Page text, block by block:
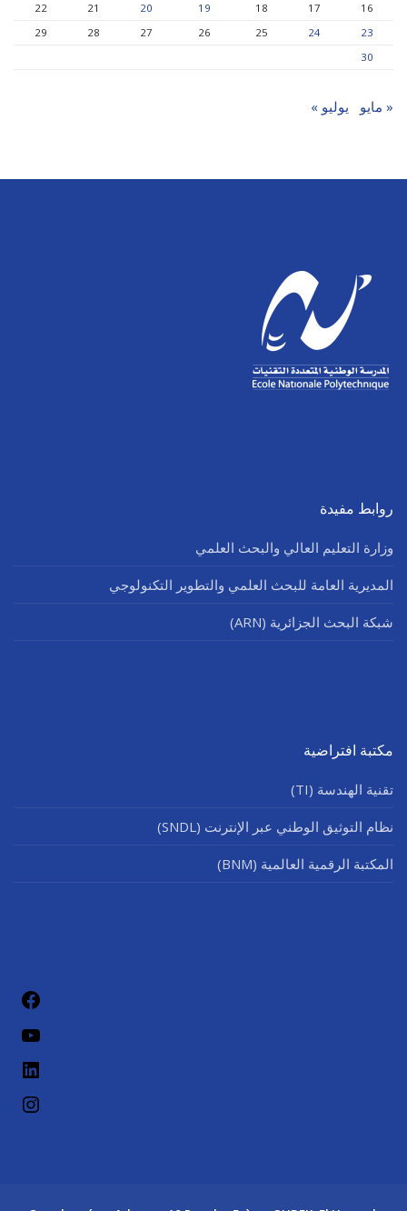
16
17
18
19
20
21
22
23
24
25
26
27
28
29
30
« مايو يوليو »
روابط مفيدة
وزارة التعليم العالي والبحث العلمي
المديرية العامة للبحث العلمي والتطوير التكنولوجي
شبكة البحث الجزائرية (ARN)
مكتبة افتراضية
تقنية الهندسة (TI)
نظام التوثيق الوطني عبر الإنترنت (SNDL)
المكتبة الرقمية العالمية (BNM)
لينكد إن